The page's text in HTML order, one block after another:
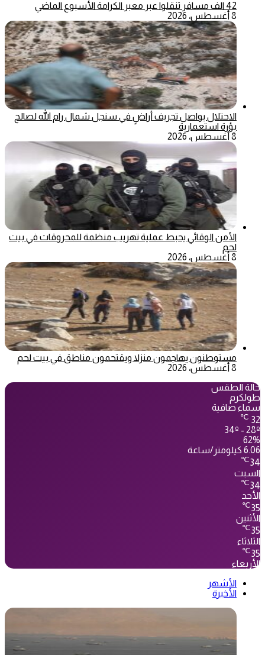
42 الف مسافر تنقلوا عبر معبر الكرامة الأسبوع الماضي
8 أغسطس، 2026
الاحتلال يواصل تجريف أراضٍ في سنجل شمال رام الله لصالح
بؤرة استعمارية
8 أغسطس، 2026
الأمن الوقائي يحبط عملية تهريب منظمة للمحروقات في بيت
لحم
8 أغسطس، 2026
مستوطنون يهاجمون منزلا ويقتحمون مناطق في بيت لحم
8 أغسطس، 2026
حالة الطقس
طولكرم
سماء صافية
32
℃
34º - 28º
62%
6.06 كيلومتر/ساعة
34
℃
السبت
34
℃
الأحد
35
℃
الأثنين
35
℃
الثلاثاء
35
℃
الأربعاء
الأشهر
الأخيرة